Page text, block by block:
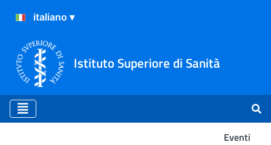
Istituto Superiore di Sanità
Eventi